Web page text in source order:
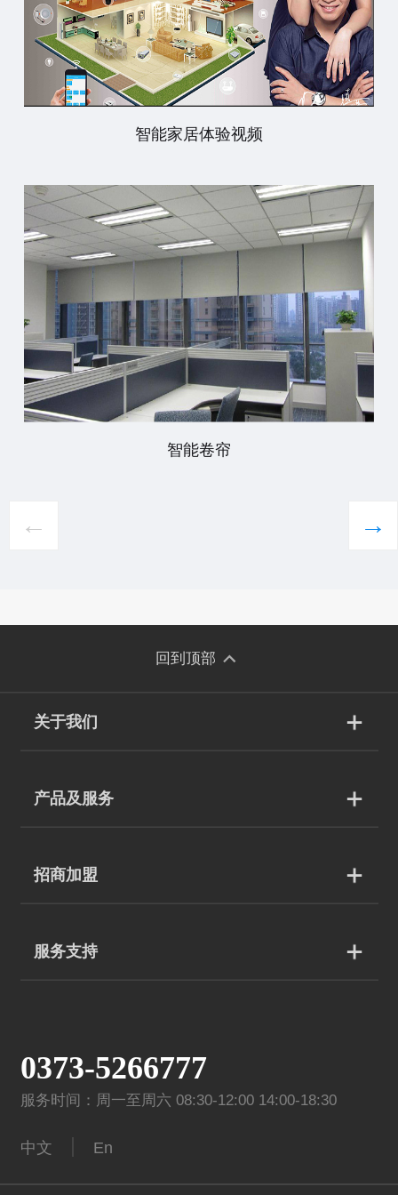
智能家居体验视频
智能卷帘
← →
回到顶部
关于我们
产品及服务
招商加盟
服务支持
0373-5266777
服务时间：周一至周六 08:30-12:00 14:00-18:30
中文 En